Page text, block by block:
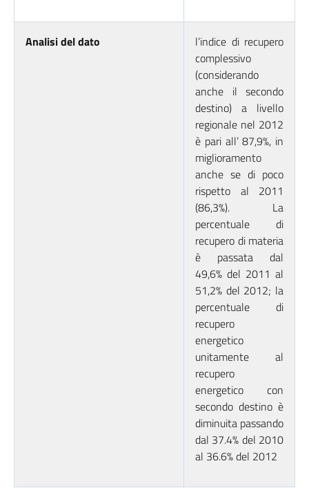
Analisi del dato
l’indice di recupero
complessivo
(considerando
anche il secondo
destino) a livello
regionale nel 2012
è pari all’ 87,9%, in
miglioramento
anche se di poco
rispetto al 2011
(86,3%). La
percentuale di
recupero di materia
è passata dal
49,6% del 2011 al
51,2% del 2012; la
percentuale di
recupero
energetico
unitamente al
recupero
energetico con
secondo destino è
diminuita passando
dal 37.4% del 2010
al 36.6% del 2012